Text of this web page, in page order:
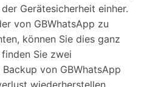
Gerätesicherheit einher.
von GBWhatsApp zu
können Sie dies ganz
Sie zwei
von GBWhatsApp
wiederherstellen